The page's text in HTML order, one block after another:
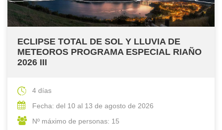
ECLIPSE TOTAL DE SOL Y LLUVIA DE
METEOROS PROGRAMA ESPECIAL RIAÑO
2026 III
4 días
Fecha: del 10 al 13 de agosto de 2026
Nº máximo de personas: 15